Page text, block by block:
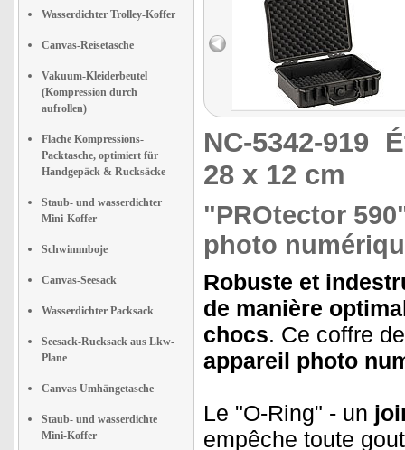
Wasserdichter Trolley-Koffer
Canvas-Reisetasche
Vakuum-Kleiderbeutel
(Kompression durch
aufrollen)
Flache Kompressions-
Packtasche, optimiert für
Handgepäck & Rucksäcke
Staub- und wasserdichter
Mini-Koffer
Schwimmboje
Canvas-Seesack
Wasserdichter Packsack
Seesack-Rucksack aus Lkw-
Plane
Canvas Umhängetasche
Staub- und wasserdichte
Mini-Koffer
NC-5342-919
28 x 12 cm
"PROtector
photo
Robuste et
de manière
chocs. Ce coffre
appareil photo
Le "O-Ring" - un
empêche toute